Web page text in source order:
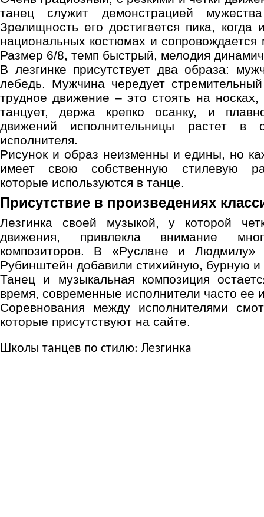
танец служит демонстрацией
Зрелищность его достигается пика, когда
национальных костюмах и
Размер 6/8, темп быстрый, мелодия
В лезгинке присутствует два образа:
лебедь. Мужчина чередует
трудное движение – это стоять на
танцует, держа крепко осанку, и
движений исполнительницы растет в
исполнителя.
Рисунок и образ неизменны и едины, но
имеет свою собственную стилевую
которые используются в танце.
Присутствие в произведениях
Лезгинка своей музыкой, у которой
движения, привлекла внимание
композиторов. В «Руслане и
Рубинштейн добавили стихийную, бурную и
Танец и музыкальная композиция
время, современные исполнители часто ее
Соревнования между исполнителями
которые присутствуют на сайте.
Школы танцев по стилю: Лезгинка